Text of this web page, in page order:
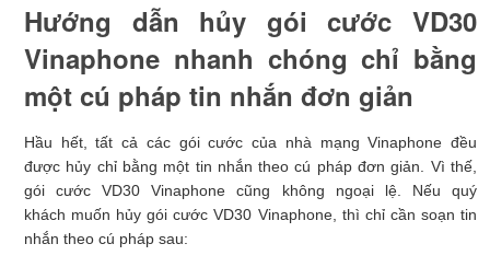
Hướng dẫn hủy gói cước VD30
Vinaphone nhanh chóng chỉ bằng
một cú pháp tin nhắn đơn giản
Hầu hết, tất cả các gói cước của nhà mạng Vinaphone đều
được hủy chỉ bằng một tin nhắn theo cú pháp đơn giản. Vì thế,
gói cước VD30 Vinaphone cũng không ngoại lệ. Nếu quý
khách muốn hủy gói cước VD30 Vinaphone, thì chỉ cần soạn tin
nhắn theo cú pháp sau: